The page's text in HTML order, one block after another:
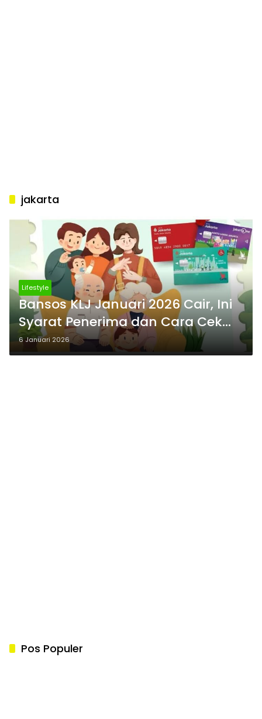
jakarta
Lifestyle
Bansos KLJ Januari 2026 Cair, Ini
Syarat Penerima dan Cara Cek
Kartu Lansia Jakarta
6 Januari 2026
Pos Populer